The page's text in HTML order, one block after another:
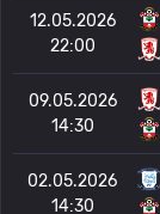
12.05.2026
22:00
09.05.2026
14:30
02.05.2026
14:30